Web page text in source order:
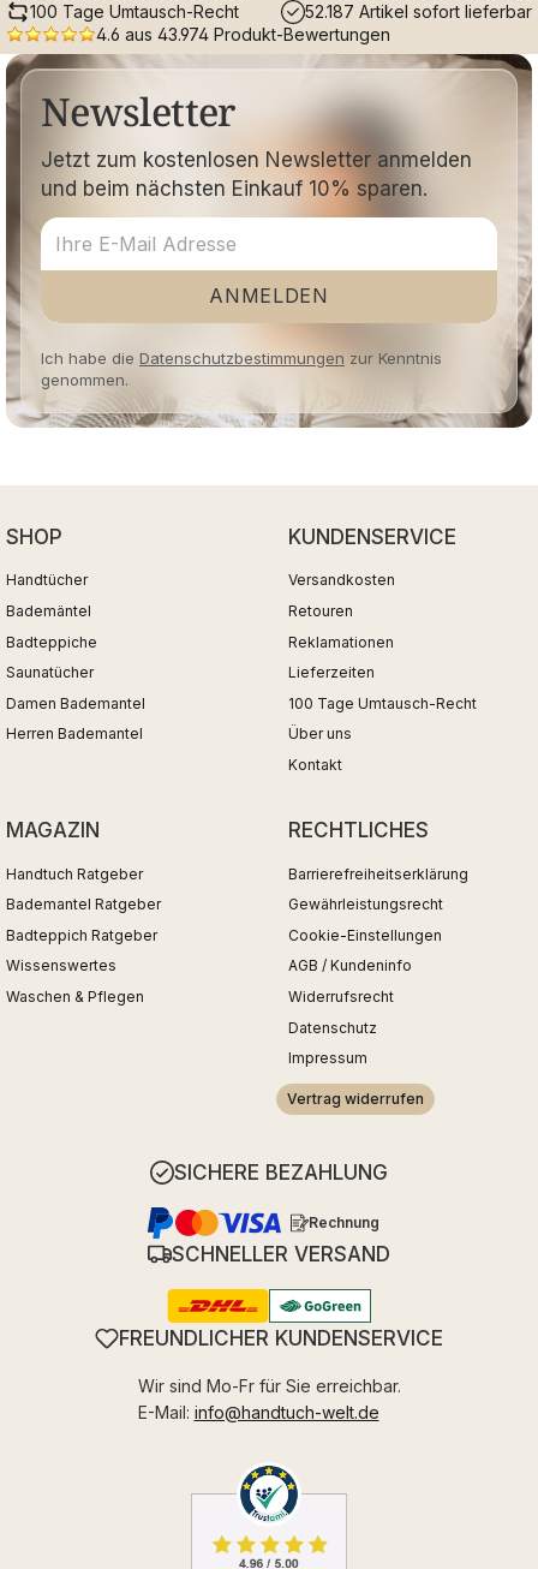
100 Tage Umtausch-Recht
52.187 Artikel sofort lieferbar
4.6 aus 43.974 Produkt-Bewertungen
Newsletter
Jetzt zum kostenlosen Newsletter anmelden
und beim nächsten Einkauf 10% sparen.
ANMELDEN
Ich habe die Datenschutzbestimmungen zur Kenntnis
genommen.
SHOP
Handtücher
Bademäntel
Badteppiche
Saunatücher
Damen Bademantel
Herren Bademantel
KUNDENSERVICE
Versandkosten
Retouren
Reklamationen
Lieferzeiten
100 Tage Umtausch-Recht
Über uns
Kontakt
MAGAZIN
Handtuch Ratgeber
Bademantel Ratgeber
Badteppich Ratgeber
Wissenswertes
Waschen & Pflegen
RECHTLICHES
Barrierefreiheitserklärung
Gewährleistungsrecht
Cookie-Einstellungen
AGB / Kundeninfo
Widerrufsrecht
Datenschutz
Impressum
Vertrag widerrufen
SICHERE BEZAHLUNG
Rechnung
SCHNELLER VERSAND
FREUNDLICHER KUNDENSERVICE
Wir sind Mo-Fr für Sie erreichbar.
E-Mail: info@handtuch-welt.de